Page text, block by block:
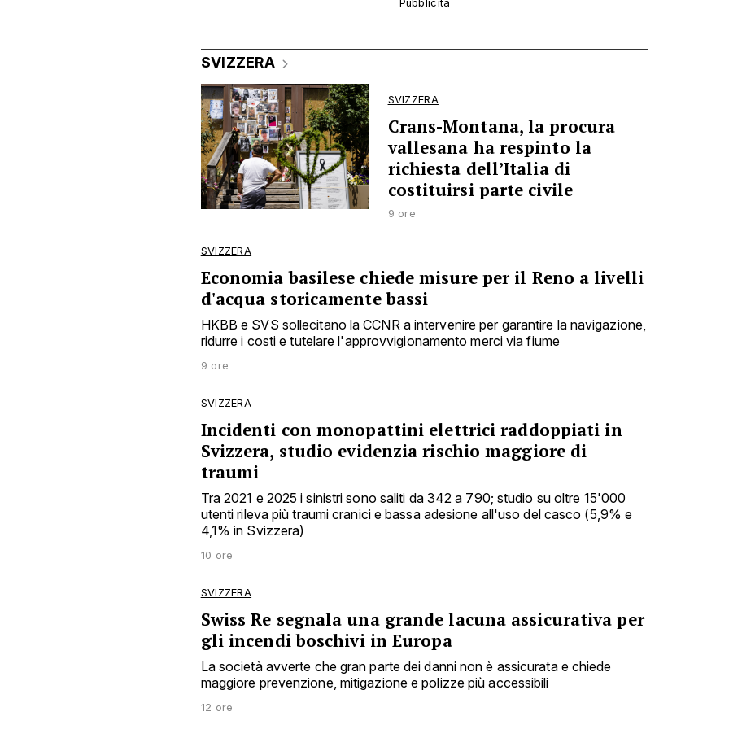
SVIZZERA
SVIZZERA
Crans-Montana, la procura
vallesana ha respinto la
richiesta dell’Italia di
costituirsi parte civile
9 ore
SVIZZERA
Economia basilese chiede misure per il Reno a livelli
d'acqua storicamente bassi
HKBB e SVS sollecitano la CCNR a intervenire per garantire la navigazione,
ridurre i costi e tutelare l'approvvigionamento merci via fiume
9 ore
SVIZZERA
Incidenti con monopattini elettrici raddoppiati in
Svizzera, studio evidenzia rischio maggiore di
traumi
Tra 2021 e 2025 i sinistri sono saliti da 342 a 790; studio su oltre 15'000
utenti rileva più traumi cranici e bassa adesione all'uso del casco (5,9% e
4,1% in Svizzera)
10 ore
SVIZZERA
Swiss Re segnala una grande lacuna assicurativa per
gli incendi boschivi in Europa
La società avverte che gran parte dei danni non è assicurata e chiede
maggiore prevenzione, mitigazione e polizze più accessibili
12 ore